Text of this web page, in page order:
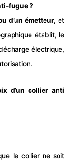
fugue ?
d’un émetteur, et
établit, le
électrique,
d’un collier anti
le collierne soit